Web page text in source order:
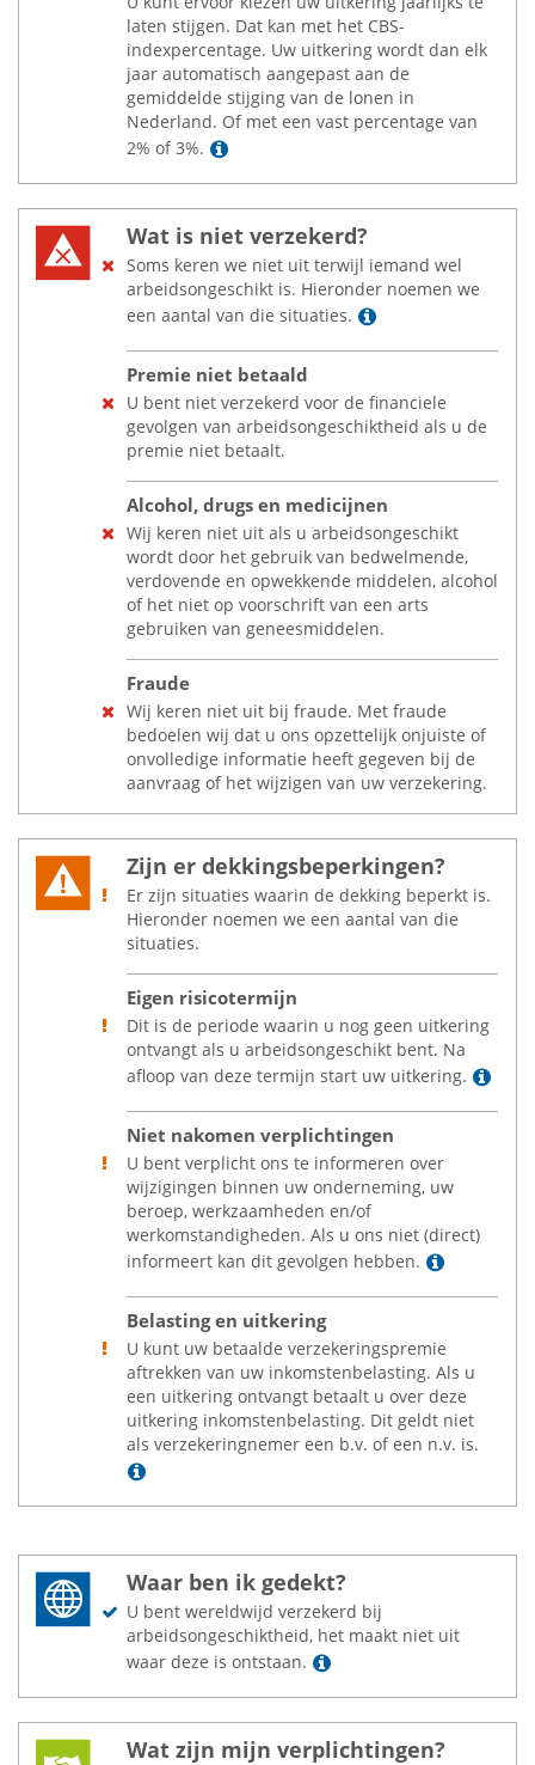
laten stijgen. Dat kan met het CBS-
indexpercentage. Uw uitkering wordt dan elk
jaar automatisch aangepast aan de
gemiddelde stijging van de lonen in
Nederland. Of met een vast percentage van
2% of 3%.
Lees meer
Wat is niet verzekerd?
Soms keren we niet uit terwijl iemand wel
arbeidsongeschikt is. Hieronder noemen we
een aantal van die situaties.
Lees meer
Premie niet betaald
U bent niet verzekerd voor de financiele
gevolgen van arbeidsongeschiktheid als u de
premie niet betaalt.
Alcohol, drugs en medicijnen
Wij keren niet uit als u arbeidsongeschikt
wordt door het gebruik van bedwelmende,
verdovende en opwekkende middelen, alcohol
of het niet op voorschrift van een arts
gebruiken van geneesmiddelen.
Fraude
Wij keren niet uit bij fraude. Met fraude
bedoelen wij dat u ons opzettelijk onjuiste of
onvolledige informatie heeft gegeven bij de
aanvraag of het wijzigen van uw verzekering.
Zijn er dekkingsbeperkingen?
Er zijn situaties waarin de dekking beperkt is.
Hieronder noemen we een aantal van die
situaties.
Eigen risicotermijn
Dit is de periode waarin u nog geen uitkering
ontvangt als u arbeidsongeschikt bent. Na
afloop van deze termijn start uw uitkering.
Niet nakomen verplichtingen
U bent verplicht ons te informeren over
wijzigingen binnen uw onderneming, uw
beroep, werkzaamheden en/of
werkomstandigheden. Als u ons niet (direct)
informeert kan dit gevolgen hebben.
Lees
Belasting en uitkering
U kunt uw betaalde verzekeringspremie
aftrekken van uw inkomstenbelasting. Als u
een uitkering ontvangt betaalt u over deze
uitkering inkomstenbelasting. Dit geldt niet
als verzekeringnemer een b.v. of een n.v. is.
Lees meer
Waar ben ik gedekt?
U bent wereldwijd verzekerd bij
arbeidsongeschiktheid, het maakt niet uit
waar deze is ontstaan.
Lees meer
Wat zijn mijn verplichtingen?